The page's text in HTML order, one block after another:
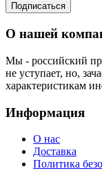
Подписаться
О нашей
Мы - российский
не уступает, но,
характеристикам
Информация
О нас
Доставка
Политика